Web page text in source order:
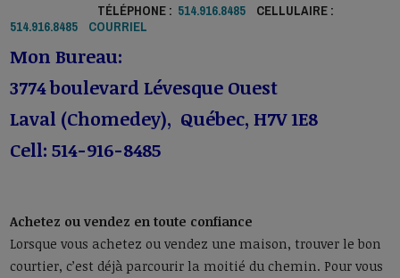
TÉLÉPHONE : 514.916.8485
CELLULAIRE :
514.916.8485
COURRIEL
Mon Bureau:
3774 boulevard Lévesque Ouest
Laval (Chomedey), Québec, H7V 1E8
Cell: 514-916-8485
Achetez ou vendez en toute confiance
Lorsque vous achetez ou vendez une maison, trouver le bon
courtier, c’est déjà parcourir la moitié du chemin. Pour vous